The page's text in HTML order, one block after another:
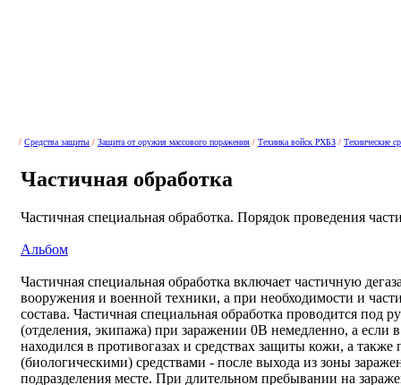
/ Средства защиты / Защита от оружия массового поражения / Техника войск РХБЗ / Технические
Частичная обработка
Частичная специальная обработка. Порядок проведения
Альбом
Частичная специальная обработка включает частичную
вооружения и военной техники, а при необходимости и
состава. Частичная специальная обработка проводится под
(отделения, экипажа) при заражении 0В немедленно, а если
находился в противогазах и средствах защиты кожи, а
(биологическими) средствами - после выхода из зоны
подразделения месте. При длительном пребывании на